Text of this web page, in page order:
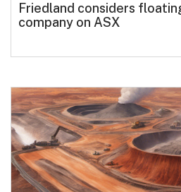
Friedland considers
company on ASX